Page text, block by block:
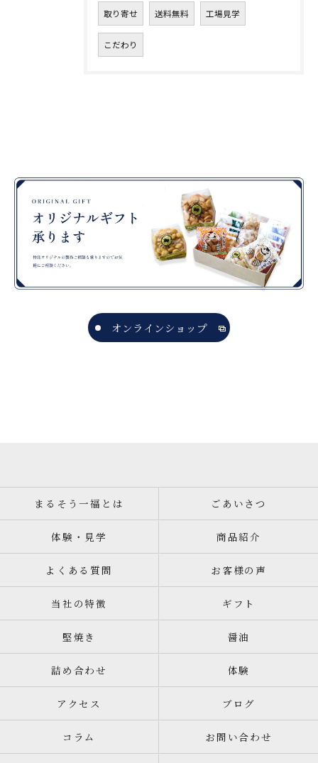
取り寄せ 送料無料 工場見学
こだわり
オンラインショップ
まるそう一福とは ごあいさつ
体験・見学 商品紹介
よくある質問 お客様の声
当社の特徴 ギフト
堅焼き 醤油
詰め合わせ 体験
アクセス ブログ
コラム お問い合わせ